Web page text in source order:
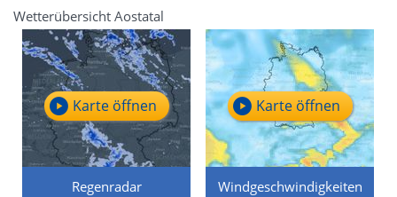
Wetterübersicht Aostatal
Regenradar
Karte öffnen
Windgeschwindigkeiten
Karte öffnen